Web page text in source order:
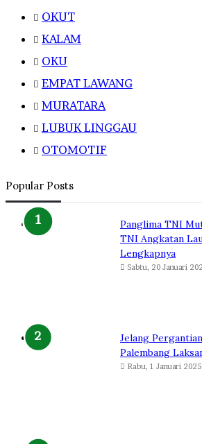
OKUT
KALAM
OKU
EMPAT LAWANG
MURATARA
LUBUK LINGGAU
OTOMOTIF
Popular Posts
Panglima TNI
TNI Angkatan
Lengkapnya
Sabtu, 20 Januari
Jelang
Palembang
Rabu, 1 Januari 2025